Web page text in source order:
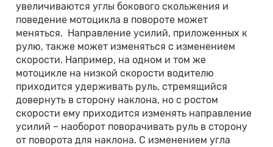
увеличиваются углы бокового скольжения и
поведение мотоцикла в повороте может
меняться. Направление усилий, приложенных к
рулю, также может изменяться с изменением
скорости. Например, на одном и том же
мотоцикле на низкой скорости водителю
приходится удерживать руль, стремящийся
довернуть в сторону наклона, но с ростом
скорости ему приходится изменять направление
усилий – наоборот поворачивать руль в сторону
от поворота для наклона. С изменением угла